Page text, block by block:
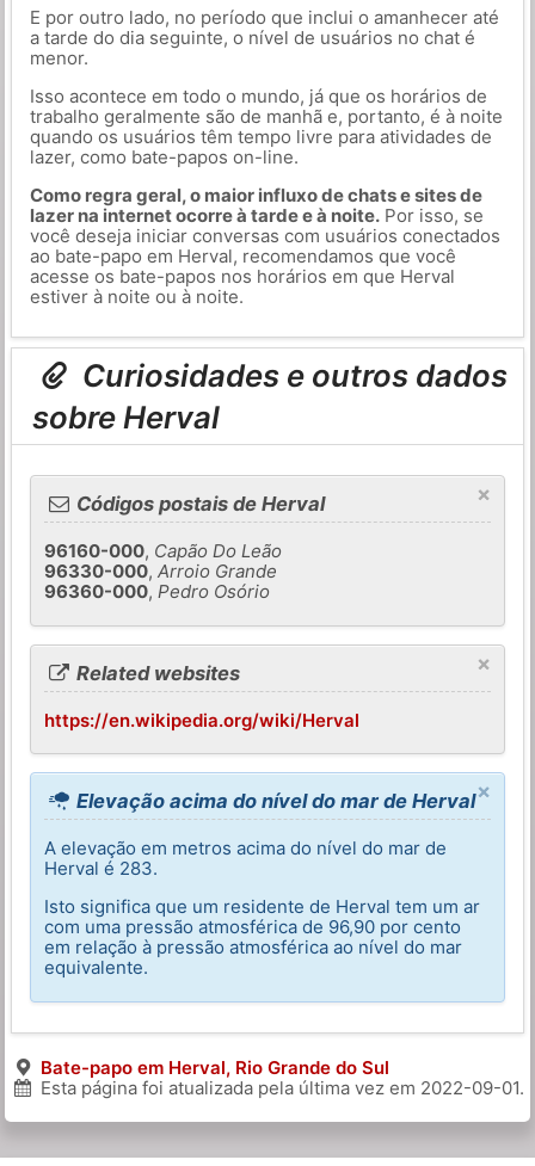
E por outro lado, no período que inclui o amanhecer até
a tarde do dia seguinte, o nível de usuários no chat é
menor.
Isso acontece em todo o mundo, já que os horários de
trabalho geralmente são de manhã e, portanto, é à noite
quando os usuários têm tempo livre para atividades de
lazer, como bate-papos on-line.
Como regra geral, o maior influxo de chats e sites de
lazer na internet ocorre à tarde e à noite.Por isso, se
você deseja iniciar conversas com usuários conectados
ao bate-papo em Herval, recomendamos que você
acesse os bate-papos nos horários em que Herval
estiver à noite ou à noite.
Curiosidades e outros dados
sobre Herval
×
Códigos postais de Herval
96160-000, Capão Do Leão
96330-000,Arroio Grande
96360-000,Pedro Osório
×
Related websites
https://en.wikipedia.org/wiki/Herval
×
Elevação acima do nível do mar de Herval
A elevação em metros acima do nível do mar de
Herval é 283.
Isto significa que um residente de Herval tem um ar
com uma pressão atmosférica de 96,90 por cento
em relação à pressão atmosférica ao nível do mar
equivalente.
Bate-papo em Herval, Rio Grande do Sul
Esta página foi atualizada pela última vez em 2022-09-01.